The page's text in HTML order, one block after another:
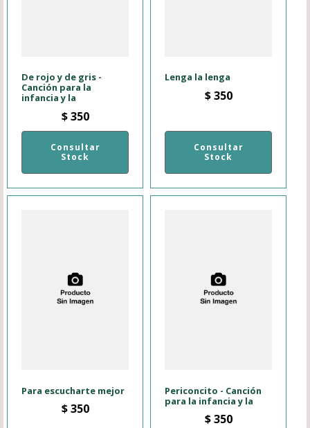
De rojo y de gris -
Canción para la
infancia y la
$350
Consultar
Stock
Lenga la lenga
$350
Consultar
Stock
Para escucharte mejor
$350
Periconcito - Canción
para la infancia y la
$350